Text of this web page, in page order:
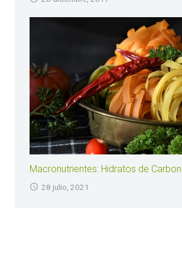
Macronutrientes: Hidratos de
28 julio, 2021